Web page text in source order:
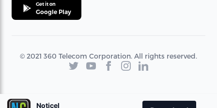
Get it on
Google Play
© 2021 360 Telecom Corporation. All rights reserved.
Noticel